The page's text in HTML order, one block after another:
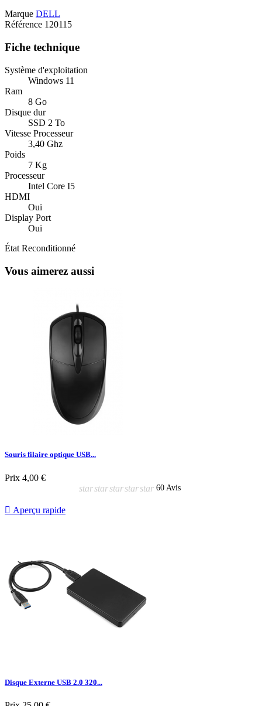
Marque DELL
Référence 120115
Fiche technique
Système d'exploitation
Windows 11
Ram
8 Go
Disque dur
SSD 2 To
Vitesse Processeur
3,40 Ghz
Poids
7 Kg
Processeur
Intel Core I5
HDMI
Oui
Display Port
Oui
État Reconditionné
Vous aimerez aussi
Souris filaire optique USB...
Prix 4,00 €
starstarstarstarstar 60 Avis
 Aperçu rapide
Disque Externe USB 2.0 320...